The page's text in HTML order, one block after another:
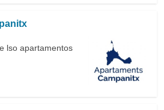
lso apartamentos